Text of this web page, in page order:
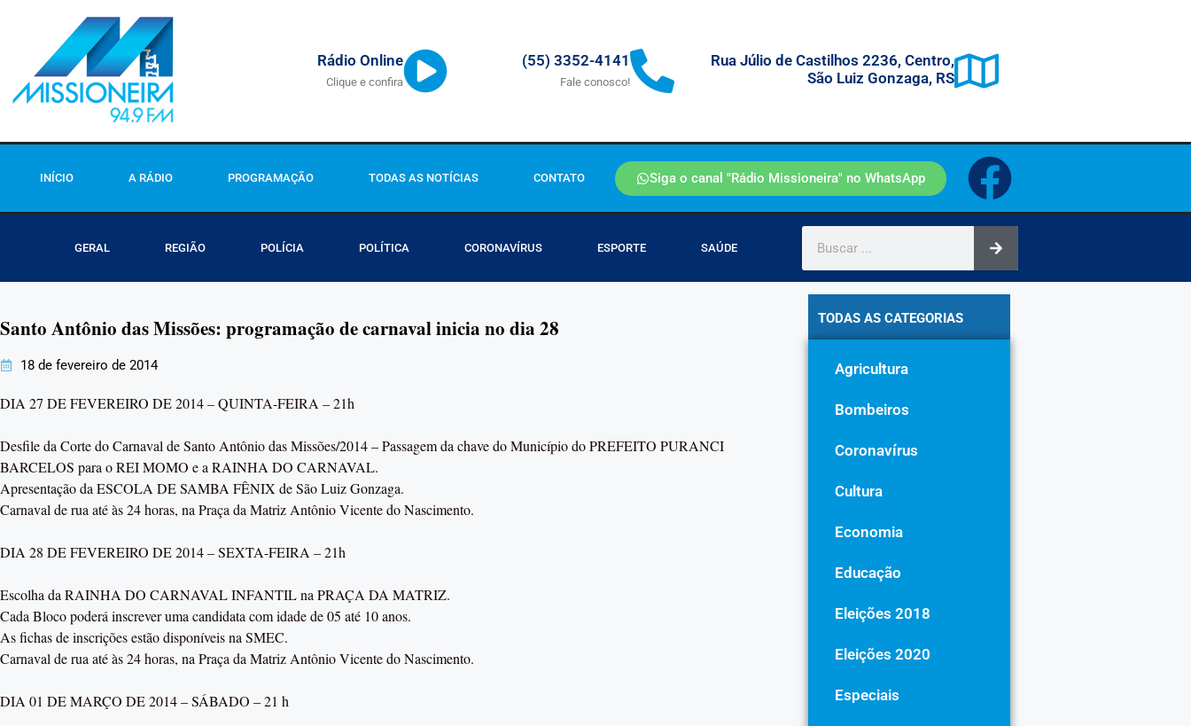
Rádio Online
Clique e confira
(55) 3352-4141
Fale conosco!
Rua Júlio de Castilhos 2236, Centro,
São Luiz Gonzaga, RS
INÍCIO A RÁDIO PROGRAMAÇÃO TODAS AS NOTÍCIAS CONTATO Siga o canal "Rádio Missioneira" no WhatsApp
GERAL REGIÃO POLÍCIA POLÍTICA CORONAVÍRUS ESPORTE SAÚDE
Santo Antônio das Missões: programação de carnaval inicia no dia 28
18 de fevereiro de 2014
DIA 27 DE FEVEREIRO DE 2014 – QUINTA-FEIRA – 21h
Desfile da Corte do Carnaval de Santo Antônio das Missões/2014 – Passagem da chave do Município do PREFEITO PURANCI
BARCELOS para o REI MOMO e a RAINHA DO CARNAVAL.
Apresentação da ESCOLA DE SAMBA FÊNIX de São Luiz Gonzaga.
Carnaval de rua até às 24 horas, na Praça da Matriz Antônio Vicente do Nascimento.
DIA 28 DE FEVEREIRO DE 2014 – SEXTA-FEIRA – 21h
Escolha da RAINHA DO CARNAVAL INFANTIL na PRAÇA DA MATRIZ.
Cada Bloco poderá inscrever uma candidata com idade de 05 até 10 anos.
As fichas de inscrições estão disponíveis na SMEC.
Carnaval de rua até às 24 horas, na Praça da Matriz Antônio Vicente do Nascimento.
DIA 01 DE MARÇO DE 2014 – SÁBADO – 21 h
TODAS AS CATEGORIAS
Agricultura
Bombeiros
Coronavírus
Cultura
Economia
Educação
Eleições 2018
Eleições 2020
Especiais